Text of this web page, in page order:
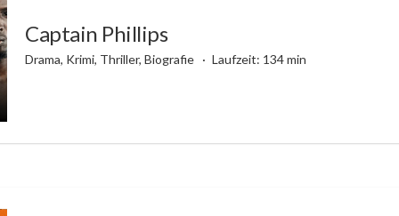
Captain Phillips
Drama, Krimi, Thriller, Biografie Laufzeit: 134 min